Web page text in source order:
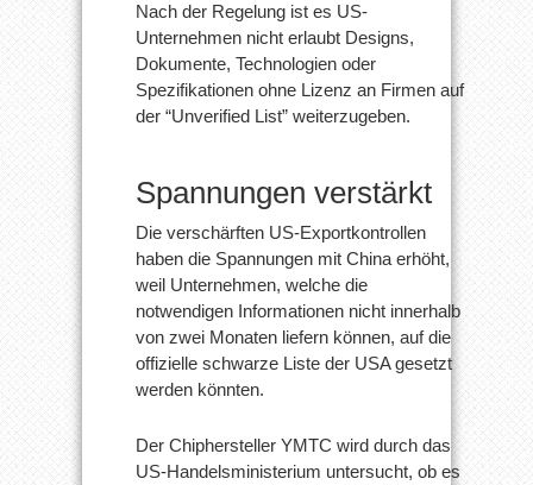
Nach der Regelung ist es US-
Unternehmen nicht erlaubt Designs,
Dokumente, Technologien oder
Spezifikationen ohne Lizenz an Firmen auf
der “Unverified List” weiterzugeben.
Spannungen verstärkt
Die verschärften US-Exportkontrollen
haben die Spannungen mit China erhöht,
weil Unternehmen, welche die
notwendigen Informationen nicht innerhalb
von zwei Monaten liefern können, auf die
offizielle schwarze Liste der USA gesetzt
werden könnten.
Der Chiphersteller YMTC wird durch das
US-Handelsministerium untersucht, ob es